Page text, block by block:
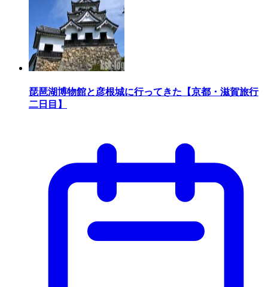
琵琶湖博物館と彦根城に行ってきた【京都・滋賀旅行
二日目】